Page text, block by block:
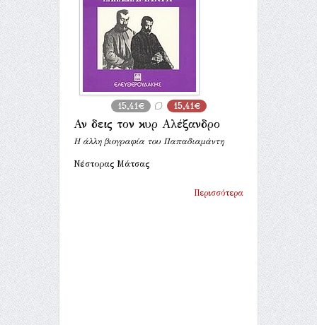
15,41€ 15,41€
Αν δεις τον κυρ Αλέξανδρο
Η άλλη βιογραφία του Παπαδιαμάντη
Νέστορας Μάτσας
Περισσότερα